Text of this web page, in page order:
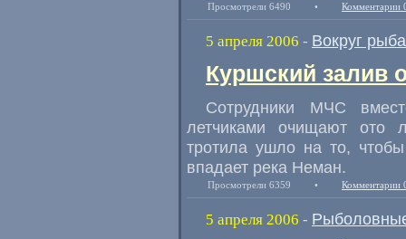
Просмотрели 6490 • Комментарии
5 апреля 2006 - Вокруг
Куршский залив
Сотрудники МЧС
летчиками очищают ото
тротила ушло на то,
впадает река Неман.
Просмотрели 6359 • Комментарии
5 апреля 2006 -